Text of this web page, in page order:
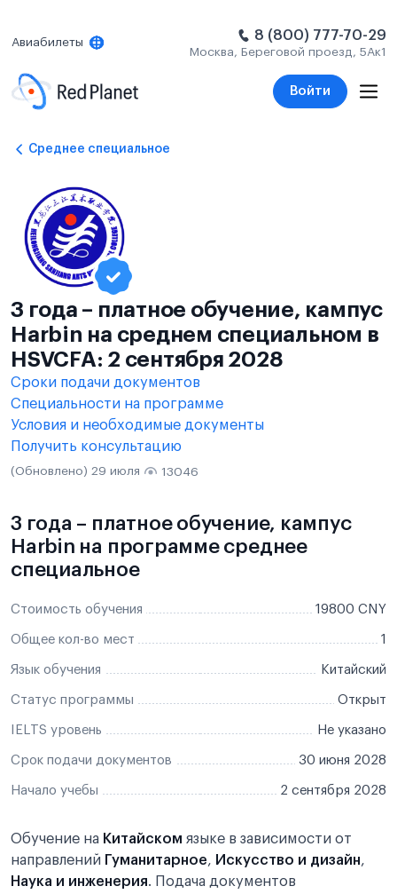
Авиабилеты 8 (800) 777-70-29
Москва, Береговой проезд, 5Ак1
Войти
Среднее специальное
3 года – платное обучение, кампус
Harbin на среднем специальном в
HSVCFA: 2 сентября 2028
Сроки подачи документов
Специальности на программе
Условия и необходимые документы
Получить консультацию
(Обновлено) 29 июля 13046
3 года – платное обучение, кампус
Harbin на программе среднее
специальное
Стоимость обучения 19800 CNY
Общее кол-во мест 1
Язык обучения Китайский
Статус программы Открыт
IELTS уровень Не указано
Срок подачи документов 30 июня 2028
Начало учебы 2 сентября 2028
Обучение на Китайском языке в зависимости от
направлений Гуманитарное, Искусство и дизайн,
Наука и инженерия. Подача документов